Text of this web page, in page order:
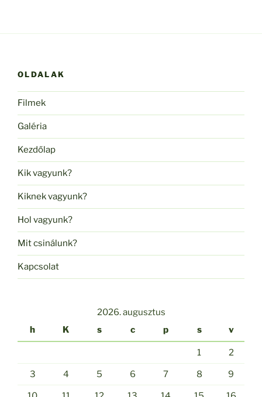
OLDALAK
Filmek
Galéria
Kezdőlap
Kik vagyunk?
Kiknek vagyunk?
Hol vagyunk?
Mit csinálunk?
Kapcsolat
2026. augusztus
h
K s c p s v
1 2
3 4 5 6 7 8 9